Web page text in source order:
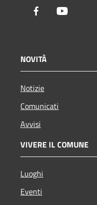
Facebook
NOVITÀ
Notizie
Comunicati
Avvisi
VIVERE IL COMUNE
Luoghi
Eventi